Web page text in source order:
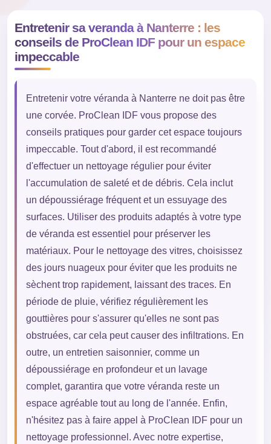
Entretenir sa veranda à Nanterre : les
conseils de ProClean IDF pour un espace
impeccable
Entretenir votre véranda à Nanterre ne doit pas être
une corvée. ProClean IDF vous propose des
conseils pratiques pour garder cet espace toujours
impeccable. Tout d'abord, il est recommandé
d'effectuer un nettoyage régulier pour éviter
l'accumulation de saleté et de débris. Cela inclut
un dépoussiérage fréquent et un essuyage des
surfaces. Utiliser des produits adaptés à votre type
de véranda est essentiel pour préserver les
matériaux. Pour le nettoyage des vitres, choisissez
des jours nuageux pour éviter que les produits ne
sèchent trop rapidement, laissant des traces. En
période de pluie, vérifiez régulièrement les
gouttières pour s'assurer qu'elles ne sont pas
obstruées, car cela peut causer des infiltrations. En
outre, un entretien saisonnier, comme un
dépoussiérage en profondeur et un lavage
complet, garantira que votre véranda reste un
espace agréable tout au long de l'année. Enfin,
n'hésitez pas à faire appel à ProClean IDF pour un
nettoyage professionnel. Avec notre expertise,